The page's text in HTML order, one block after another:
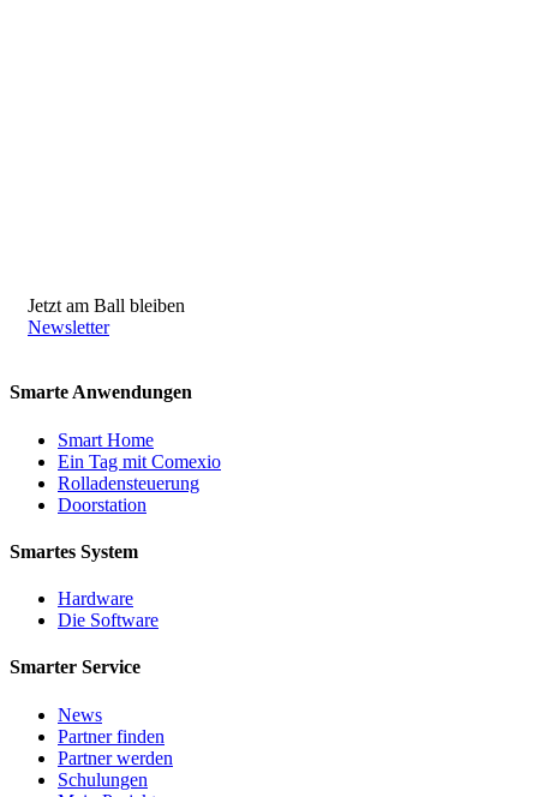
Jetzt am Ball bleiben
Newsletter
Smarte Anwendungen
Smart Home
Ein Tag mit Comexio
Rolladensteuerung
Doorstation
Smartes System
Hardware
Die Software
Smarter Service
News
Partner finden
Partner werden
Schulungen